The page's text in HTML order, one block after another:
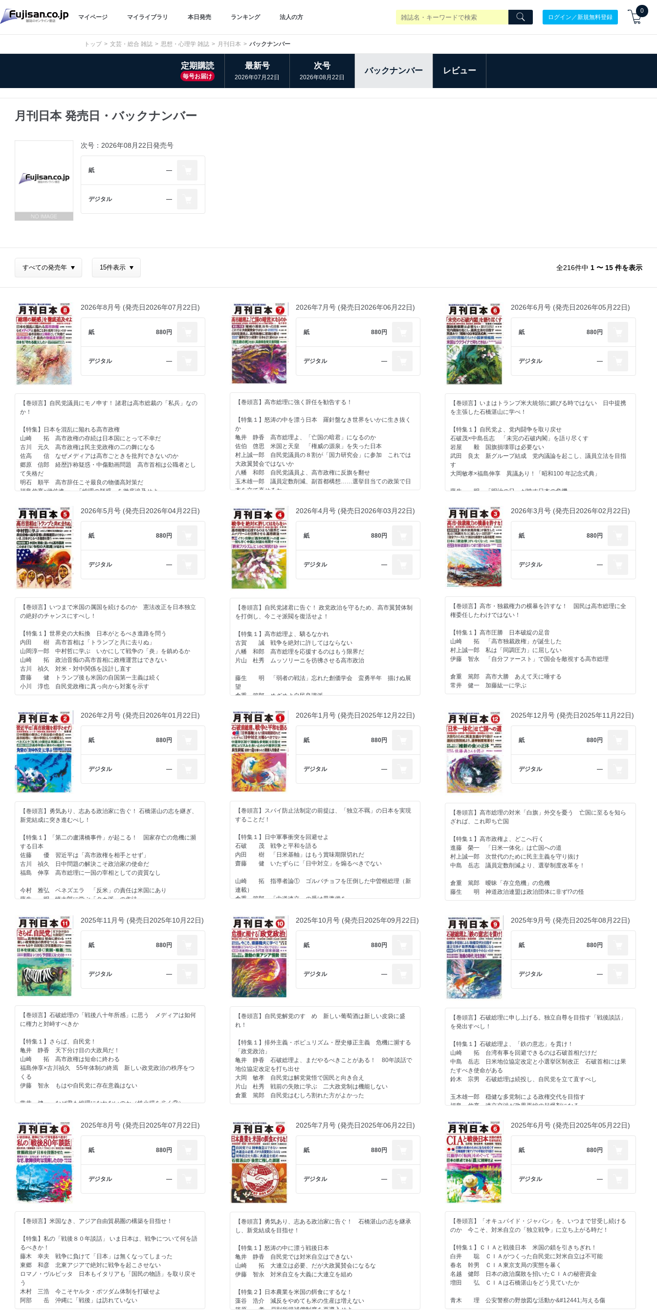
マイページ マイライブラリ 本日発売 ランキング 法人の方 ログイン／新規無料登録
0
トップ 文芸・総合 雑誌 思想・心理学 雑誌 月刊日本 バックナンバー
定期購読
毎号お届け
最新号
2026年07月22日
次号
2026年08月22日
バックナンバー レビュー
月刊日本 発売日・バックナンバー
次号：2026年08月22日発売号
紙 ―
デジタル ―
全216件中 1 〜 15 件を表示
2026年8月号 (発売日2026年07月22日)
紙 880円
デジタル ―
【巻頭言】自民党議員にモノ申す！ 諸君は高市総裁の「私兵」なの
か！
【特集】日本を混乱に陥れる高市政権
山崎 拓 高市政権の存続は日本国にとって不幸だ
古川 元久 高市政権は民主党政権の二の舞になる
佐高 信 なぜメディアは高市ごときを批判できないのか
郷原 信郎 経歴詐称疑惑・中傷動画問題 高市首相は公職者とし
て失格だ
明石 順平 高市辞任こそ最良の物価高対策だ
福島伸享×伊佐進一 「総理の疑惑」を徹底追及せよ
古川 禎久 日本を「守れる国」にしたい
【羅針盤】
山崎 拓 指導者論⑧ 総理になるために経験すべきポスト
宮崎 正弘 アンチ習近平、揃い踏み
小林 節 「押し付け憲法」論には説得力がない
安部 桂司 佐々淳行室長は、通産省に憤激する
豊島 典雄 日本史に残るリーダーの言葉⑬ 東洋の道徳、西洋の
芸術 佐久間象山
【連載】
＜政治・経済・国際問題＞
佐々木良昭 イラン戦争（４）
植草 一秀 国民を幸せにする政治
菅野 完 ポピュリズムの本当の害悪とは
藤生 明 御真影美談と国旗損壊罪
稲村 公望 闇に消えた１３７兆円 郵政民営化とは何だったのか
三浦小太郎 北朝鮮帰国事業 ９万３０００人が収容所に旅立った
青木 理 滑稽で悲劇的な政権と与党
鈴木 宗男 ゼレンスキー大統領との会談を避けた高市総理
中村 友哉 皇室の権威を否定しかねない皇室典範改正
＜社会・歴史・文化＞
南丘喜八郎 天皇危うし！ 「壬申の乱」と持統天皇
岩田温×山崎行太郎 今こそ「江藤淳」を読み返す⑱
西村 眞悟 欧州の侵略を防いだ日本の「民度」と「武力」
小川 寛大 宮崎八郎の出自
松崎 哲久 スポーツは国威と無縁が一番
久世 香澄 歯周炎と緑内障
高山 住男 三井不動産が日野台ＤＣで情報開示
奥山 篤信 『アイ・ワズ・ア・ストレンジャー』（アメリカ・ヨ
ルダン・パレスチナ合作映画、２０２４年）
石塚べりる 存在は証明できるか――デジタル社会の死角
高野 善一 一読三嘆ラ・スッパカポンポン（その１４）
さよならだけが人生だ 「われ日本の柱とならん。われ日本の眼目
とならん」日蓮
＜著者に聞く＞
『ハイパーインフレの世界経済史』 編集者の伊藤武芳さんに聞く
＜書評 編集部が薦める一冊＞
『モンゴル抑留 見捨てられた死者たち』（井手裕彦、角川新書）
2026年7月号 (発売日2026年06月22日)
紙 880円
デジタル ―
【巻頭言】高市総理に強く辞任を勧告する！
【特集１】怒涛の中を漂う日本 羅針盤なき世界をいかに生き抜く
か
亀井 静香 高市総理よ、「亡国の暗君」になるのか
佐伯 啓思 米国と天皇 「権威の源泉」を失った日本
村上誠一郎 自民党議員の８割が「国力研究会」に参加 これでは
大政翼賛会ではないか
八幡 和郎 自民党議員よ、高市政権に反旗を翻せ
玉木雄一郎 議員定数削減、副首都構想……選挙目当ての政策で日
本を立て直せるか
【特集２】「兵庫県問題」を問い直す
奥山 俊宏 「民主政の死」を招く兵庫県告発文書問題
菅野 完 私はなぜ斎藤元彦知事を「人殺し」と呼んだのか
福島伸享×鬼木誠 徹底討論 皇室典範 天皇の存在を問い直す
【羅針盤】
山崎 拓 指導者論⑦ 非核三原則を受け入れた中曽根康弘
宮崎 正弘 なぜ次世代軍事技術は中国優位なのか
小林 節 不毛な憲法９条論議はもはや整理すべき時だ
豊島 典雄 日本史に残るリーダーの言葉⑫ 楽しきと思うが、楽
しき本なり 松平定信
【連載】
＜政治・経済・国際問題＞
佐々木良昭 イラン戦争（３）
倉重 篤郎 高市政権、秋まで持たない？
常井 健一 国力研究会の研究
稲村 公望 台湾海峡の危機 戦後東アジア秩序の再検証
西村 眞悟 「日本国憲法」は我が国の憲法にあらず
青木 理 片翼だけでは飛べない
鈴木 宗男 中ロを敵視する善悪二元論から脱却せよ
中村 友哉 佐伯は今井にあらず
＜社会・歴史・文化＞
南丘喜八郎 「殺されないうちに逃げればいいんだと思っていた」
田中角栄
岩田温×山崎行太郎 今こそ「江藤淳」を読み返す⑰
三浦小太郎 映画『オールド・オーク』を理解するために
小川 寛大 日本で最初の民主主義
高山 住男 三井不動産のＤＣ情報開示を日野市長が提案
奥山 篤信 『シンプル・アクシデント―偶然』（イラン映画、２
０２５年）
川口 雅昭 其の能く匹夫を友とする、吾れ未だ是れを聞かず
石塚べりる 偶然を装う暴力 「ぶつかり男」が映し出す社会の病
理
高野 善一 一読三嘆ラ・スッパカポンポン（その１３）
さよならだけが人生だ 「土蔵付きの売家をあとに残すのも、面白
いではないか」小栗忠順
＜書評 編集部が薦める一冊＞
『国家に喧嘩を売る女 金子文子』（浜野佐知、皓星社）
2026年6月号 (発売日2026年05月22日)
紙 880円
デジタル ―
【巻頭言】いまはトランプ米大統領に媚びる時ではない 日中提携
を主張した石橋湛山に学べ！
【特集１】自民党よ、党内闘争を取り戻せ
石破茂×中島岳志 「未完の石破内閣」を語り尽くす
岩屋 毅 国旗損壊罪は必要ない
武田 良太 新グループ結成 党内議論を起こし、議員立法を目指
す
大岡敏孝×福島伸享 異議あり！「昭和100 年記念式典」
藤生 明 「明治の日」が映す日本の危機
【特集２】イラン戦争とウクライナ戦争 問われる日本の針路
東郷和彦×アレクサンドル・パノフ 「さようなら、トランプさん」
米国はウクライナで何もできない
鈴木 宗男 高市政権は安倍対ロ外交を継承せよ
春名 幹男 問題だらけの国家情報局 これでは情報収集能力は上
がらない
【羅針盤】
山崎 拓 指導者論⑥ 角栄、米国の圧力に屈せず
宮崎 正弘 歴史は物語である
小林 節 「防諜体制」の本質と条件
安部 桂司 極東コミンフォルムを封じ込めた新井裕福島県警察長
三成
【連載】
＜政治・経済・国際問題＞
倉重 篤郎 野党に何が足りないか
植草 一秀 有害無益の高市政治
菅野 完 民主主義は怖い
青木 理 「かなり絶望的」な刑事司法と政治の本音
高山 住男 市街地再開発の住民運動に連携促すシンポジウム
中村 友哉 赤澤なくして高市なし
石塚べりる 神を捨て、数字を崇める国
＜社会・歴史・文化＞
南丘喜八郎 「米国と提携するが、向米一辺倒にはならない」石橋
湛山
岩田温×山崎行太郎 今こそ「江藤淳」を読み返す⑯
西村 眞悟 如何にして「萬民保全の道」を確立すべきか
書房）
小川 寛大 高瀬の戦い
松崎 哲久 川内康範『君こそわが命』を読む
久世 香澄 歯周病と膵臓がん
奥山 篤信 『ザ・ブライド！』（アメリカ映画、２０２６年）
川口 雅昭 小人先づ内を破り、敵国外に乗ず
高野 善一 一読三嘆ラ・スッパカポンポン（その１２）
さよならだけが人生だ 「水俣病、水俣病ち、世話やくな。見苦し
か病気になってたまるかい」並崎仙助
『改訂新版 最新 差別語・不快語』 著者の小林健治さんに聞く
＜書評 編集部が薦める一冊＞
『自由民主党の誕生 「戦後保守」はいかに生まれたか』（福冨健
一、中央公論社）
2026年5月号 (発売日2026年04月22日)
紙 880円
デジタル ―
【巻頭言】いつまで米国の属国を続けるのか 憲法改正を日本独立
の絶好のチャンスにすべし！
【特集１】世界史の大転換 日本がとるべき進路を問う
内田 樹 高市首相は「トランプと共に去りぬ」
山岡淳一郎 中村哲に学ぶ いかにして戦争の「炎」を鎮めるか
山崎 拓 政治音痴の高市首相に政権運営はできない
古川 禎久 対米・対中関係を設計し直す
齋藤 健 トランプ後も米国の自国第一主義は続く
小川 淳也 自民党政権に真っ向から対案を示す
菅野 芳秀 このままでは「令和の大飢饉」が起きる
鈴木 宣弘 水田を消滅に追いやる高市農政
【羅針盤】
山崎 拓 指導者論⑤ 田中角栄を辞任に追い込んだ狂乱物価
宮崎 正弘 ＡＩ革命の担い手にユダヤ人が多い
小林 節 自衛隊の誇りを守る方法は改憲ではない
安部 桂司 土光敏夫会長、そして東芝機械ココム違反
豊島 典雄 日本史に残るリーダーの言葉⑩ 莫煩悩 北条時宗
【連載】
＜政治・経済・国際問題＞
佐々木良昭 イラン戦争（２）
常井 健一 参議院自民党という別世界
植草 一秀 品格なき国家
菅野 完 弱者の女王・高市早苗
稲村 公望 自衛官の大使館侵入事件
青木 理 法務・検察の厚顔無恥と政治
高山 住男 日野市巨大ＤＣ適合通知に住民が仮止請求
中村 友哉 日本国家の生存本能
＜社会・歴史・文化＞
南丘喜八郎 若し此一国の自由を妨げんとする者あらば、世界万国
を敵とするも恐るるに足らず 福沢諭吉
岩田温×山崎行太郎 今こそ「江藤淳」を読み返す⑮
西村 眞悟 今こそ「義の国の国民」に戻る時だ
三浦小太郎 『新しい公民教科書』公刊のためのクラウドファンデ
ィング開催中
小川 寛大 熊本城、落城せず
松崎 哲久 紀州のドンファン、不可解な報道が続く
奥山 篤信 『わたしは最悪。』（ノルウェー映画、２０２１年）
川口 雅昭 世間の毀誉は大抵其の実を得ざるものなり
さよならだけが人生だ 後藤田正晴「オーバー・マイ・デッド・ボ
ディ！」（わが屍を越えてヤレ！）
＜著者に聞く＞
『保守のコスモロジー』 著者の富岡幸一郎さんに聞く
＜書評 編集部が薦める一冊＞
2026年4月号 (発売日2026年03月22日)
紙 880円
デジタル ―
【巻頭言】自民党諸君に告ぐ！ 政党政治を守るため、高市翼賛体制
を打倒し、今こそ派閥を復活せよ！
【特集１】高市総理よ、驕るなかれ
古賀 誠 戦争を絶対に許してはならない
八幡 和郎 高市総理を応援するのはもう限界だ
片山 杜秀 ムッソリーニを彷彿させる高市政治
藤生 明 「弱者の戦法」忘れた創価学会 蛮勇半年 描けぬ展
望
倉重 篤郎 めざめよ自民良識派
【特集２】世界大動乱 日本は生き残れるのか
進藤 榮一 イラン攻撃は「西洋の終焉」への道
岩屋 毅 一刻も早く中国と対話を再開すべき
斎藤 幸平 「終末ファシズム」にいかに対抗するか
【羅針盤】
山崎 拓 指導者論④ 田中角栄総理の「反戦」
宮崎 正弘 ＡＩと神学論争
小林 節 高市首相の「憲法観」の問題点
安部 桂司 鹿島守之助の経営理念は「戦争と平和」にある
豊島 典雄 日本史に残るリーダーの言葉⑨ 全徳の人は得難し、
一失あれば一徳あり 徳川吉宗
【連載】
＜政治・経済・国際問題＞
佐々木良昭 イラン戦争
植草 一秀 沙羅双樹の花の色
松崎 哲久 イランの核保有阻止という大義
青木 理 異常事態の警察不祥事
鈴木 宗男 イラン戦争を拡大してはならない
中村 友哉 高市首相という幻想
池口 恵観 米・イラン衝突で戸惑う日本！？
＜社会・歴史・文化＞
南丘喜八郎 正道を踏み国を以て斃るるの精神無くば、外国交際は
全かる可からず。 西郷隆盛
岩田温×山崎行太郎 今こそ「江藤淳」を読み返す⑭
稲村 公望 開かれた社会の条件 ポパーの批判精神と日本の国体
西村 眞悟 西郷南洲が行なった「救国の改革」
三浦小太郎 西部邁「高度大衆社会批判オルテガとの対話」論
久世 香澄 歯周病とアンチエイジング その２ ビタミンＣの働
き
奥山 篤信 『センチメンタル・バリュー』（ノルウェー映画、２
０２５年）
川口 雅昭 此の章交際を論ず
石塚べりる 「欧米」という思考枠――日本人の対外認識を問い直
す
高野 善一 一読三嘆ラ・スッパカポンポン（その１０）
さよならだけが人生だ 林子平 親もなく 妻なく子なく版木な
し 金もなけれど死にたくもなし
『翻刻 世界 創刊号』 編集者の中本直子さんに聞く
＜書評 編集部が薦める一冊＞
『合憲自衛隊』（小川清史・倉山満・横山賢司、ワニブックス）
2026年3月号 (発売日2026年02月22日)
紙 880円
デジタル ―
【巻頭言】高市・独裁権力の横暴を許すな！ 国民は高市総理に全
権委任したわけではない！
【特集１】高市圧勝 日本破綻の足音
山崎 拓 「高市独裁政権」が誕生した
村上誠一郎 私は「同調圧力」に屈しない
伊藤 智永 「自分ファースト」で国会を敵視する高市総理
倉重 篤郎 高市大勝 あえて天に唾する
常井 健一 加藤紘一に学ぶ
白井 聡 「トランプが日本を守ってくれる」という幻想
富坂 聰 日本はトランプに見捨てられる
佐高 信 米国こそ「ならず者国家」だ
藤木幸夫×中島岳志 石橋湛山、田中角栄、大平正芳…… 日本に
「政治家」がいなくなった
岩田温×山崎行太郎 今こそ「江藤淳」を読み返す⑬
【羅針盤】
宮崎 正弘 軍高官の失脚と戊戌の変
小林 節 「軍国主義」が復活したと言われるが、事実に反する
安部 桂司 稲山嘉寛を律した大陸からの製鉄原料の調達 東条鉄
後遺症
豊島 典雄 日本史に残るリーダーの言葉⑧ なせば成るなさねば
成らぬ何事も成らぬは人のなさぬなりけり 上杉鷹山
【連載】
＜政治・経済・国際問題＞
佐々木良昭 イランの抗議デモ
植草 一秀 高市自民圧勝の先の地獄絵図
稲村 公望 「風に柳」で日本文明の発信を続けよう
松崎 哲久 超安定政権がなすべき積年の課題
青木 理 あらためるべきもの
鈴木 宗男 自民党は「数の力」で押し切ってはならない
中村 友哉 高市首相徹底批判宣言
池口 恵観 衆議院選挙を終えて
石塚べりる イメージ政治の時代における選択――第51回衆院選後
の日本民主主義
三浦小太郎 トマス・ディクソンと『クランズマン』（映画『国民
の創生』原作）
久世 香澄 歯周病とアンチエイジング
高山 住男 シンボル校解体で千代田区に新たな火種
奥山 篤信 『これって生きてる？』（アメリカ映画、２０２６
年）
川口 雅昭 自ら之れを取るなり
＜著者に聞く＞
『Tropic』 編集統括の青木肇さんに聞く
＜書評 編集部が薦める一冊＞
『昭和20年生まれ25人の気骨』（佐高信、日刊現代）
2026年2月号 (発売日2026年01月22日)
紙 880円
デジタル ―
【巻頭言】勇気あり、志ある政治家に告ぐ！ 石橋湛山の志を継ぎ、
新党結成に突き進むべし！
【特集１】「第二の盧溝橋事件」が起こる！ 国家存亡の危機に瀕
する日本
佐藤 優 習近平は「高市政権を相手とせず」
古川 禎久 日中問題の解決こそ政治家の使命だ
福島 伸享 高市総理に一国の宰相としての資質なし
今村 雅弘 ベネズエラ 「反米」の責任は米国にあり
藤生 明 慎太郎に学ぶ「タカ派」の作法
【特集２】ロッキード５０年 角栄の「対中外交」に学ぶ
小長 啓一 日中国交回復に命懸けで挑んだ田中総理
春名 幹男 日中国交正常化に激怒したキッシンジャー
朝賀 昭 角栄（オヤジ）逮捕の有力証拠 「嘱託尋問調書」は
憲法違反だ
岩田温×山崎行太郎 今こそ「江藤淳」を読み返す⑫
【羅針盤】
山崎 拓 指導者論② 冷戦終結の流れをつくった中曽根提案
宮崎 正弘 人民元の崩落に備えよ
小林 節 武器輸出解禁は平和憲法に違反するのか？
豊島 典雄 日本史に残るリーダーの言葉⑦ 一億総懺悔 東久邇
宮稔彦王
【連載】
＜政治・経済・国際問題＞
佐々木良昭 ポスト・ネタニヤフ②
植草 一秀 総選挙で示す主権者の審判
鈴木 宗男 安倍総理の後継者としてロシアから期待される高市首
相
高山 住男 主食を高騰させた仕組みとモラハラ
中村 友哉 高市首相・麻生副総裁による解散権争奪戦
池口 恵観 「米ロ中」鼎立時代に日本の歩むべき道！ 神仏ととも
に歩んできた歴史を忘れるな！
＜社会・歴史・文化＞
西村 眞悟 「日本は神国」と自覚していた豊臣秀吉
松崎 哲久 琉球、台湾をめぐる日清の関係
奥山 篤信 『Sweet thing』（山崎千裕、２０１７年）
川口 雅昭 発動の機は周遊の益なり
石塚べりる 首都圏ＪＲにみる移動の階層化 首都圏鉄道政策は誰
のための利便性か
高野 善一 一読三嘆ラ・スッパカポンポン（その８）
さよならだけが人生だ 與謝野晶子「あゝをとうとよ、君を泣く、
君死にたまふことなかれ」
2026年1月号 (発売日2025年12月22日)
紙 880円
デジタル ―
【巻頭言】スパイ防止法制定の前提は、「独立不羈」の日本を実現
することだ！
【特集１】日中軍事衝突を回避せよ
石破 茂 戦争と平和を語る
内田 樹 「日米基軸」はもう賞味期限切れだ
齋藤 健 いたずらに「日中対立」を煽るべきでない
山崎 拓 指導者論① ゴルバチョフを圧倒した中曽根総理（新
連載）
倉重 篤郎 「中道連立」の受け皿準備を
【特集２】選挙制度改革を急げ！
岩屋 毅 中選挙区制で「穏健な多党制」を目指せ
白鳥 浩 ポピュリズムを食い止める中選挙区制
安田 浩一 長生炭鉱 国策で命を奪われた朝鮮人労働者
常井 健一 追悼・石川知裕 余命半年の「悪党」が挑んだ空前絶
後の世直し大作戦
岩田温×山崎行太郎 今こそ「江藤淳」を読み返す⑪
第２期草莽塾通信⑥
宮崎 正弘 天皇機関説再考
小林 節 台湾有事は日本有事になり得る
安部 桂司 三島由紀夫と松本清張
豊島 典雄 日本史に残るリーダーの言葉⑥ いったいこの国をど
こへ持ってゆくのや―西園寺公望
【連載】
菅野 完 日本の分岐点・兵庫文書問題
稲村 公望 戦狼外交には「自由な情報」で返そう！
西村 眞悟 我が国の「存立危機事態」は既に始まっている
松崎 哲久 パックス・アメリカーナの終焉
鈴木 宗男 米国や外務省は高市政権を支持しているのか
中村 友哉 「石破所感」のリアリティ
池口 恵観 新年に夢見る仏教を足がかりとした日中友好――高市
政権で足元固め、日本の国際的地位を高めよ――
料 「朝鮮人徴用労働者の労務管理」（昭和16年度）を読む
小川 寛大 党薩諸隊
久世 香澄 歯肉退縮
高山 住男 クマ出没対策で求められる英知
奥山 篤信 『夢と創造の果てに ジョン・レノン最後の詩』（イ
ギリス映画、２０２５年）
石塚べりる クマは本当に増えたのか――〝山で起きていること
&#12318;を見誤らないために
2025年12月号 (発売日2025年11月22日)
紙 880円
デジタル ―
【巻頭言】高市総理の対米「白旗」外交を憂う 亡国に至るを知ら
ざれば、これ即ち亡国
【特集１】高市政権よ、どこへ行く
進藤 榮一 「日米一体化」は亡国への道
村上誠一郎 次世代のために民主主義を守り抜け
中島 岳志 議員定数削減より、選挙制度改革を！
倉重 篤郎 曖昧「存立危機」の危機
藤生 明 神道政治連盟は政治団体に非ず!?の怪
森 功 大阪カジノは失敗する
西岡 研介 在阪メディア いつまで維新をヨイショするのか
辰巳孝太郎 維新の終わりの始まり
伊田浩之・本誌編集部 名編集者にして作家 佐藤眞さんを偲ぶ
岩田温×山崎行太郎 今こそ「江藤淳」を読み返す⑩
第２期草莽塾通信⑤
宮崎 正弘 独禁法は文明の発展を阻害するか
小林 節 「日の丸損壊罪」の制定は違憲である
豊島 典雄 日本史に残るリーダーの言葉⑤ 面白き事もなき世を
面白く――高杉晋作
【連載】
＜政治・経済・国際問題＞
植草 一秀 高市新政権の末路
菅野 完 高市早苗の失敗パターン
西村 眞悟 高市総理の言ったことは当然なり
松崎 哲久 自民党政権運営システムの光と影
鈴木 宗男 「サハリン２」を守り抜いた高市首相
中村 友哉 維新こそ「下駄の雪」か
池口 恵観 高市首相で政治の好転に期待する！
＜社会・歴史・文化＞
三浦小太郎 岡倉天心から藤原岩市へ、そしてチャンドラ・ボース
（下）
小川 寛大 策謀家・西郷隆盛
久世 香澄 歯周病と在宅医療（その２）
高山 住男 高さ７２ｍ等３棟のＤＣ計画で日野市民に衝撃
奥山 篤信 『ワン・バトル・アフター・アナザー』（アメリカ映
画、２０２５年）
川口 雅昭 聖賢の貴ぶ所は、議論に在らずして、事業に在り
石塚べりる 欲望という名の倉庫で―合理の果てに、人はいるか
高野 善一 一読三嘆ラ・スッパカポンポン（その６）
高野アズサ 「村落」が消えて、クマは街に降りてきた
さよならだけが人生だ 若山牧水 幾山河越えさり行かば 寂しさ
のはてなむ国ぞ 今日も旅ゆく
2025年11月号 (発売日2025年10月22日)
紙 880円
デジタル ―
【巻頭言】石破総理の「戦後八十年所感」に思う メディアは如何
に権力と対峙すべきか
【特集１】さらば、自民党！
亀井 静香 天下分け目の大政局だ！
山崎 拓 高市政権は短命に終わる
福島伸享×古川禎久 55年体制の終焉 新しい政党政治の秩序をつ
くる
伊藤 智永 もはや自民党に存在意義はない
常井 健一 なぜ君も総理になれないのか（鉄火場を歩く②）
【特集２】日本を破滅に導く「貧困・格差」
橋本 健二 格差拡大の元凶は自民党と大企業だ
小川 淳也 相続税を強化し全次世代に還元すべき
佐高 信 石破退陣、自民党総裁選……新聞はいつから「予想
屋」になったのか
岩田温×山崎行太郎 今こそ「江藤淳」を読み返す⑨
【羅針盤】
宮崎 正弘 トランプのマッカーシズム
小林 節 護憲・改憲を超えた松下幸之助の憲法観
安部 桂司 司馬遼太郎と「平壌無煙炭」
豊島 典雄 日本史に残るリーダーの言葉④ 人間の本性は自由を
欲する――鳩山一郎
【連載】
＜政治・経済・社会＞
佐々木良昭 大イスラエル主義②
2025年10月号 (発売日2025年09月22日)
紙 880円
デジタル ―
【巻頭言】自民党解党のすゝめ 新しい葡萄酒は新しい皮袋に盛
れ！
【特集１】排外主義・ポピュリズム・歴史修正主義 危機に瀕する
「政党政治」
亀井 静香 石破総理よ、まだやるべきことがある！ 80年談話で
地位協定改定を打ち出せ
大岡 敏孝 自民党は解党覚悟で国民と向き合え
片山 杜秀 戦前の失敗に学ぶ 二大政党制は機能しない
倉重 篤郎 自民党はむしろ割れた方がよかった
東郷 和彦 和平合意の出発点となる米ロ首脳会談
平井 久志 「米国依存」の日韓関係から脱却せよ
【特集３】今こそ、齋藤隆夫に学べ
村上誠一郎 齋藤隆夫の生き様を受け継ぐ
長妻 昭 １００年後の日本に向けた反軍演説
南丘喜八郎 「国会議員にして知徳なきは、虚偽の議員なり。嗚
呼、虚偽の国会！」
宮本 雅史 特攻隊は「ジャパニーズファースト」ではない
日本会議
第２期草莽塾通信③
【羅針盤】
小林 節 自衛隊が戦争を招くわけではない
安部 桂司 松本清張と「白鳥事件」
豊島 典雄 日本史に残るリーダーの言葉③ 〝メカケ〟は五人
2025年9月号 (発売日2025年08月22日)
紙 880円
デジタル ―
【巻頭言】石破総理に申し上げる。独立自尊を目指す「戦後談話」
を発出すべし！
【特集１】石破総理よ、「鉄の意志」を貫け！
山崎 拓 台湾有事を回避できるのは石破首相だけだ
中島 岳志 日米地位協定改定と小選挙区制改正 石破首相には果
たすべき使命がある
鈴木 宗男 石破総理は続投し、自民党を立て直すべし
玉木雄一郎 穏健な多党制による政権交代を目指す
福島 伸享 連立交渉が政界再編の起爆剤になる
いのか
【特集２】資本主義の限界・民主主義の動揺 「危機の時代」を生
き抜く
内田 樹 資本主義と人間は原理的に共存できない
富岡幸一郎 日本は今こそ「近代の超克」を目指せ
春名 幹男 ロシアは参議院選挙に介入したのか
岩田温×山崎行太郎 今こそ「江藤淳」を読み返す⑦
第２期草莽塾通信②
【羅針盤】
小林 節 参政党の新日本憲法（構想案）を直視すべきだ
安部 桂司 村田省蔵と巣鴨プリズン
豊島 典雄 日本史に残るリーダーの言葉② 人を相手にせず、天
を相手にせよ――西郷隆盛
＜政治・経済・社会＞
佐々木良昭 クルド
2025年8月号 (発売日2025年07月22日)
紙 880円
デジタル ―
【巻頭言】米国なき、アジア自由貿易圏の構築を目指せ！
【特集】私の「戦後８０年談話」 いま日本は、戦争について何を語
るべきか！
藤木 幸夫 戦争に負けて「日本」は無くなってしまった
東郷 和彦 北東アジアで絶対に戦争を起こさせない
ロマノ・ヴルピッタ 日本もイタリアも「国民の物語」を取り戻そ
う
木村 三浩 今こそヤルタ・ポツダム体制を打破せよ
阿部 岳 沖縄に「戦後」は訪れていない
2025年7月号 (発売日2025年06月22日)
紙 880円
デジタル ―
【巻頭言】勇気あり、志ある政治家に告ぐ！ 石橋湛山の志を継承
し、新党結成を目指せ！
【特集１】怒涛の中に漂う戦後日本
亀井 静香 自民党では対米自立はできない
山崎 拓 大連立は必要、だが大政翼賛会になるな
伊藤 智永 対米自立を大義に大連立を組め
【特集２】日本農業を米国の餌食にするな！
藻谷 浩介 減反をやめても米の生産は増えない
篠原 孝 戸別所得補償制度を再導入せよ
2025年6月号 (発売日2025年05月22日)
紙 880円
デジタル ―
【巻頭言】「オキュパイド・ジャパン」を、いつまで甘受し続ける
のか 今こそ、対米自立の「独立戦争」に立ち上がる時だ！
【特集１】ＣＩＡと戦後日本 米国の鎖を引きちぎれ！
白井 聡 ＣＩＡがつくった自民党に対米自立は不可能
春名 幹男 ＣＩＡ東京支局の実態を暴く
名越 健郎 日本の政治腐敗を招いたＣＩＡの秘密資金
増田 弘 ＣＩＡは石橋湛山をどう見ていたか
青木 理 公安警察の野放図な活動か&#12441;与える傷